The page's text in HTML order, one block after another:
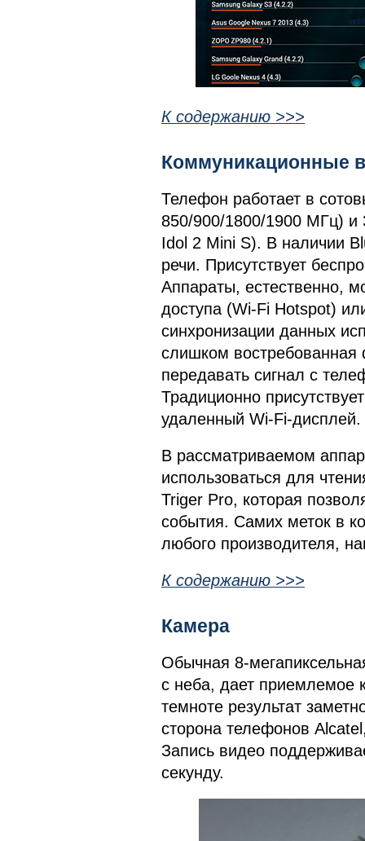
К содержанию >>>
Коммуникационные
Телефон работает в
850/900/1800/1900 МГц) и
Idol 2 Mini S). В наличии
речи. Присутствует
Аппараты, естественно,
доступа (Wi-Fi Hotspot)
синхронизации данных
слишком востребованная
передавать сигнал с
Традиционно
удаленный Wi-Fi-дисплей.
В рассматриваемом
использоваться для
Triger Pro, которая
события. Самих меток в
любого производителя,
К содержанию >>>
Камера
Обычная 8-
с неба, дает приемлемое
темноте результат
сторона телефонов
Запись видео
секунду.